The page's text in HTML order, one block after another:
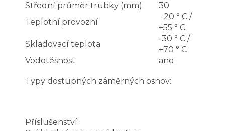
Střední průměr trubky (mm)
30
Teplotní provozní
-20 ° C /
+55 ° C
Skladovací teplota
-30 ° C /
+70 ° C
Vodotěsnost
ano
Typy dostupných záměrných osnov:
Příslušenství: